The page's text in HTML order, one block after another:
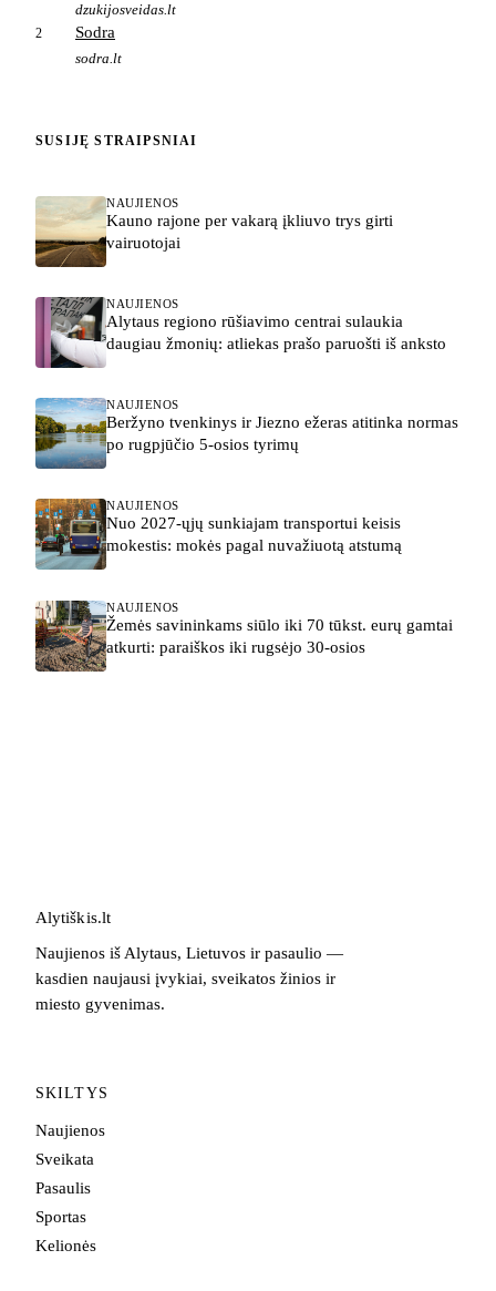
dzukijosveidas.lt
2 Sodra
sodra.lt
SUSIJĘ STRAIPSNIAI
NAUJIENOS
Kauno rajone per vakarą įkliuvo trys girti
vairuotojai
NAUJIENOS
Alytaus regiono rūšiavimo centrai sulaukia
daugiau žmonių: atliekas prašo paruošti iš anksto
NAUJIENOS
Beržyno tvenkinys ir Jiezno ežeras atitinka normas
po rugpjūčio 5-osios tyrimų
NAUJIENOS
Nuo 2027-ųjų sunkiajam transportui keisis
mokestis: mokės pagal nuvažiuotą atstumą
NAUJIENOS
Žemės savininkams siūlo iki 70 tūkst. eurų gamtai
atkurti: paraiškos iki rugsėjo 30-osios
Alytiškis.lt
Naujienos iš Alytaus, Lietuvos ir pasaulio —
kasdien naujausi įvykiai, sveikatos žinios ir
miesto gyvenimas.
SKILTYS
Naujienos
Sveikata
Pasaulis
Sportas
Kelionės